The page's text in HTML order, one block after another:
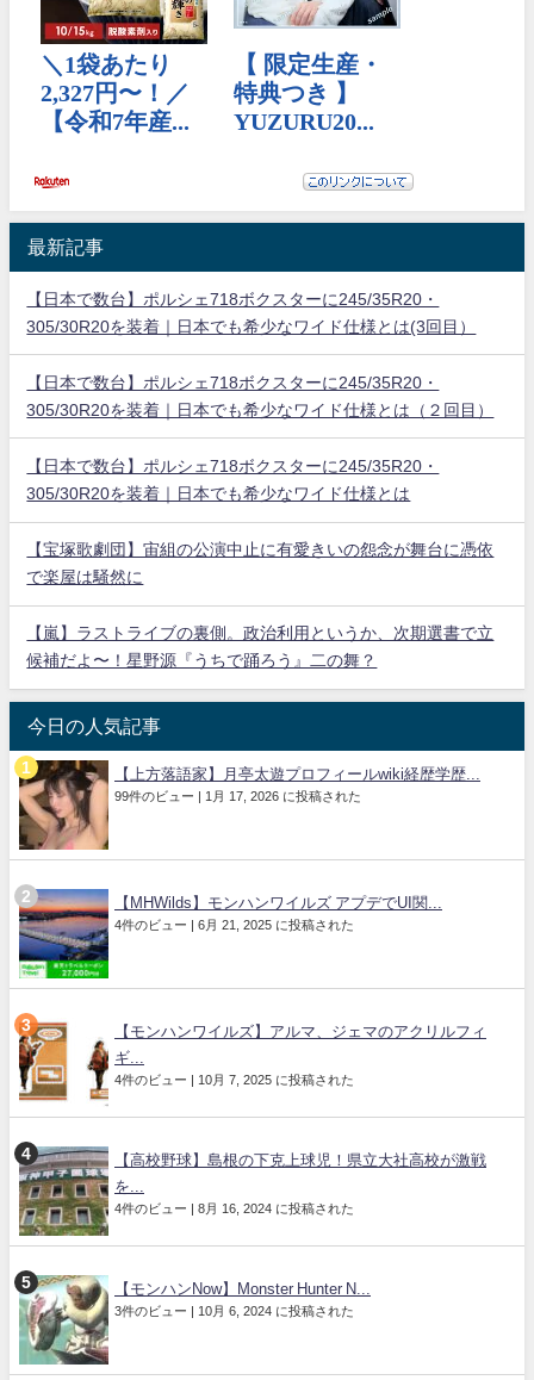
最新記事
【日本で数台】ポルシェ718ボクスターに245/35R20・
305/30R20を装着｜日本でも希少なワイド仕様とは(3回目）
【日本で数台】ポルシェ718ボクスターに245/35R20・
305/30R20を装着｜日本でも希少なワイド仕様とは（２回目）
【日本で数台】ポルシェ718ボクスターに245/35R20・
305/30R20を装着｜日本でも希少なワイド仕様とは
【宝塚歌劇団】宙組の公演中止に有愛きいの怨念が舞台に憑依
で楽屋は騒然に
【嵐】ラストライブの裏側。政治利用というか、次期選書で立
候補だよ〜！星野源『うちで踊ろう』二の舞？
今日の人気記事
【上方落語家】月亭太遊プロフィールwiki経歴学歴...
99件のビュー | 1月 17, 2026 に投稿された
【MHWilds】モンハンワイルズ アプデでUI関...
4件のビュー | 6月 21, 2025 に投稿された
【モンハンワイルズ】アルマ、ジェマのアクリルフィ
ギ...
4件のビュー | 10月 7, 2025 に投稿された
【高校野球】島根の下克上球児！県立大社高校が激戦
を...
4件のビュー | 8月 16, 2024 に投稿された
【モンハンNow】Monster Hunter N...
3件のビュー | 10月 6, 2024 に投稿された